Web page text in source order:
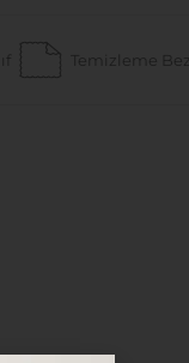
Temizleme Bezi